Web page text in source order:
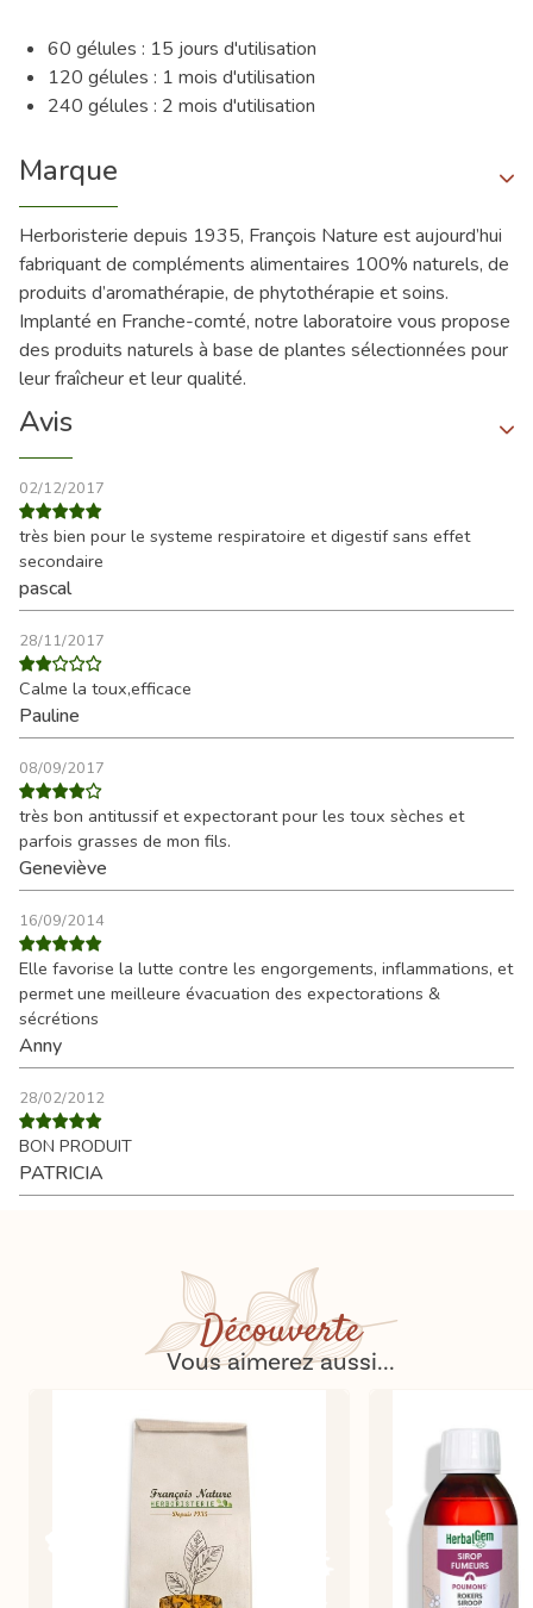
60 gélules : 15 jours d'utilisation
120 gélules : 1 mois d'utilisation
240 gélules : 2 mois d'utilisation
Marque
Herboristerie depuis 1935, François Nature est aujourd’hui
fabriquant de compléments alimentaires 100% naturels, de
produits d’aromathérapie, de phytothérapie et soins.
Implanté en Franche-comté, notre laboratoire vous propose
des produits naturels à base de plantes sélectionnées pour
leur fraîcheur et leur qualité.
Avis
02/12/2017
très bien pour le systeme respiratoire et digestif sans effet
secondaire
pascal
28/11/2017
Calme la toux,efficace
Pauline
08/09/2017
très bon antitussif et expectorant pour les toux sèches et
parfois grasses de mon fils.
Geneviève
16/09/2014
Elle favorise la lutte contre les engorgements, inflammations, et
permet une meilleure évacuation des expectorations &
sécrétions
Anny
28/02/2012
BON PRODUIT
PATRICIA
Découverte
Vous aimerez aussi...